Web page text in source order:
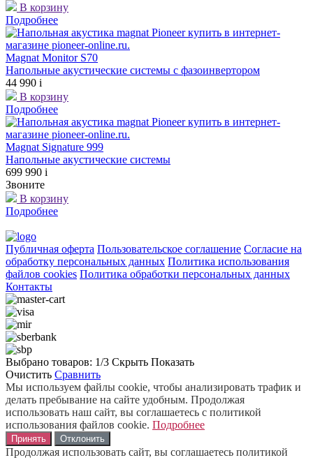
В корзину
Подробнее
Magnat Monitor S70
Напольные акустические системы с фазоинвертором
44 990 i
В корзину
Подробнее
Magnat Signature 999
Напольные акустические системы
699 990 i
Звоните
В корзину
Подробнее
Публичная оферта Пользовательское соглашение Согласие на
обработку персональных данных Политика использования
файлов cookies Политика обработки персональных данных
Контакты
Выбрано товаров: 1/3 Скрыть Показать
Очистить Сравнить
Мы используем файлы cookie, чтобы анализировать трафик и
делать пребывание на сайте удобным. Продолжая
использовать наш сайт, вы соглашаетесь с политикой
использования файлов cookie. Подробнее
Принять Отклонить
Продолжая использовать сайт, вы соглашаетесь политикой